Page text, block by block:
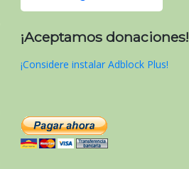
¡Aceptamos donaciones!
¡Considere instalar Adblock Plus!